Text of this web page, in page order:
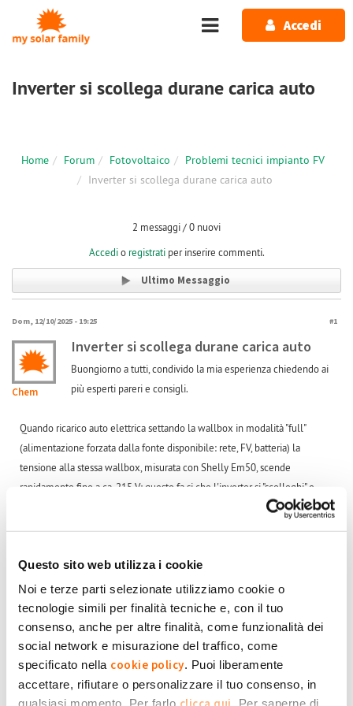
Questo sito web utilizza i cookie
Noi e terze parti selezionate utilizziamo cookie o
tecnologie simili per finalità tecniche e, con il tuo
consenso, anche per altre finalità, come funzionalità dei
social network e misurazione del traffico, come
specificato nella cookie policy. Puoi liberamente
accettare, rifiutare o personalizzare il tuo consenso, in
qualsiasi momento. Per farlo
. Per saperne di
Salta al contenuto principale
Accedi
Inverter si scollega durane carica auto
Home Forum Fotovoltaico
Problemi tecnici impianto FV
Inverter si scollega durane carica auto
2 messaggi / 0 nuovi
Accedio registratiper inserire commenti.
Ultimo Messaggio
Dom, 12/10/2025 - 19:25 #1
Chem
Inverter si scollega durane carica auto
Buongiorno a tutti, condivido la mia esperienza chiedendo ai
più esperti pareri e consigli.
Quando ricarico auto elettrica settando la wallbox in modalità "full"
(alimentazione forzata dalla fonte disponibile: rete, FV, batteria) la
tensione alla stessa wallbox, misurata con Shelly Em50, scende
rapidamente fino a ca. 215 V; questo fa si che l'inverter si "scolleghi" e
sospenda tutto l'impianto FV: in pratica, la casa (tutte le utenze, auto
Questo non avviene settando la wallbox in modalità "eco" (uso solo di FV,
all'auto va solo la quota parte di energia in eccesso rispetto ai consumi di
casa altrimenti ceduta in rete).
Inverter Sungrow SH10RT, wallbox Scame 205.W119-B da 7,4 kW, con
meter Scame esterno. Wallbox settata con corrente max 25 A
(differenziale a monte wallbox da 25 A). Impianto trifase, colonnina